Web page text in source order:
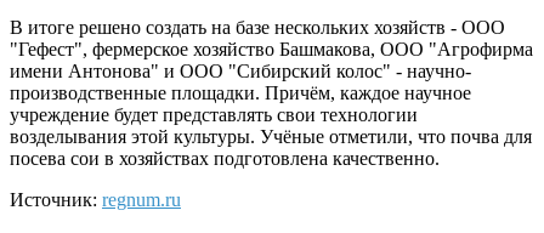
В итоге решено создать на базе нескольких хозяйств - ООО
"Гефест", фермерское хозяйство Башмакова, ООО "Агрофирма
имени Антонова" и ООО "Сибирский колос" - научно-
производственные площадки. Причём, каждое научное
учреждение будет представлять свои технологии
возделывания этой культуры. Учёные отметили, что почва для
посева сои в хозяйствах подготовлена качественно.
Источник: regnum.ru